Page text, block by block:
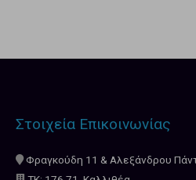
Στοιχεία Επικοινωνίας
Φραγκούδη 11 & Αλεξάνδρου